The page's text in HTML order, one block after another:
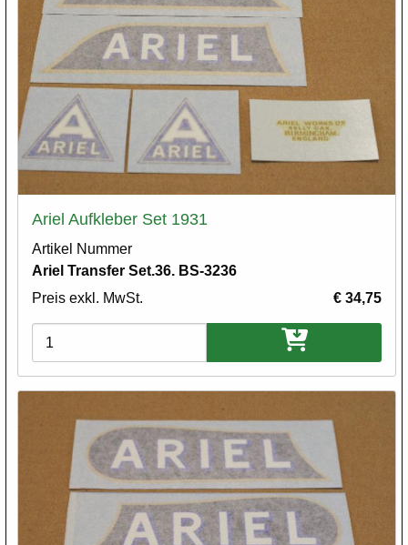
Ariel Aufkleber Set 1931
Artikel Nummer
Ariel Transfer Set.36. BS-3236
Preis exkl. MwSt.
€ 34,75
Varianten